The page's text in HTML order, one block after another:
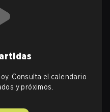
Consulta el calendario
y próximos.